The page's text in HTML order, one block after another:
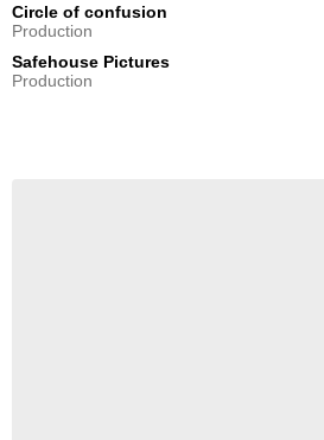
Circle of confusion
Production
Safehouse Pictures
Production